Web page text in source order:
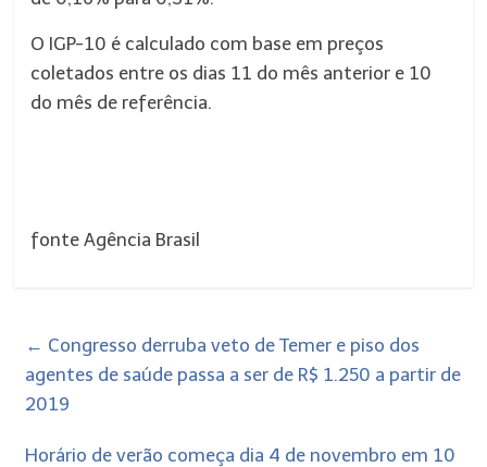
O IGP-10 é calculado com base em preços
coletados entre os dias 11 do mês anterior e 10
do mês de referência.
fonte Agência Brasil
← Congresso derruba veto de Temer e piso dos
agentes de saúde passa a ser de R$ 1.250 a partir de
2019
Horário de verão começa dia 4 de novembro em 10